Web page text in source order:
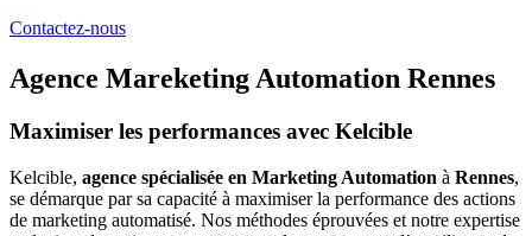
Contactez-nous
Agence Mareketing Automation Rennes
Maximiser les performances avec Kelcible
Kelcible, agence spécialisée en Marketing Automation à Rennes,
se démarque par sa capacité à maximiser la performance des actions
de marketing automatisé. Nos méthodes éprouvées et notre expertise